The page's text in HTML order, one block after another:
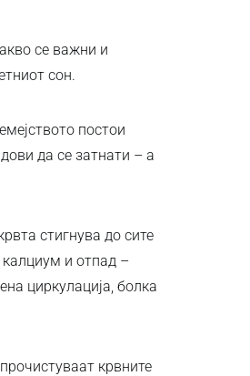
се важни и
сон.
постои
да се затнати – а
стигнува до сите
калциум и отпад –
циркулација, болка
крвните